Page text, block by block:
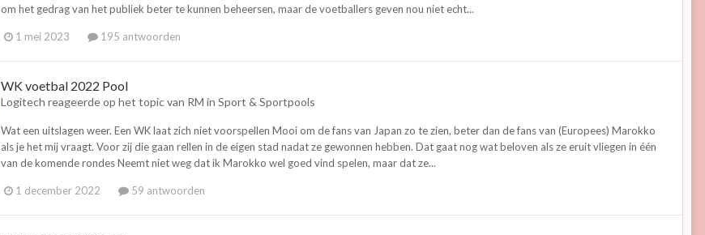
om het gedrag van het publiek beter te kunnen beheersen, maar de voetballers geven nou niet echt...
1 mei 2023 195 antwoorden
WK voetbal 2022 Pool
Logitech reageerde op het topic van RM in Sport & Sportpools
Wat een uitslagen weer. Een WK laat zich niet voorspellen Mooi om de fans van Japan zo te zien, beter dan de fans van (Europees) Marokko
als je het mij vraagt. Voor zij die gaan rellen in de eigen stad nadat ze gewonnen hebben. Dat gaat nog wat beloven als ze eruit vliegen in één
van de komende rondes Neemt niet weg dat ik Marokko wel goed vind spelen, maar dat ze...
1 december 2022 59 antwoorden